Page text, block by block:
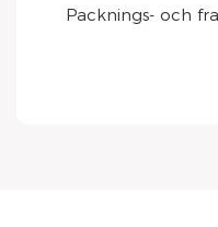
Packnings- och